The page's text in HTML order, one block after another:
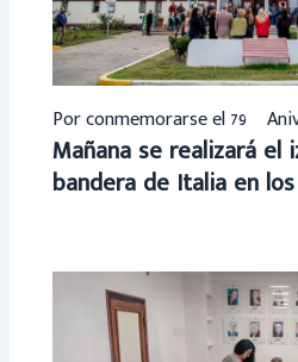
Por conmemorarse el 79º
Mañana se realizará el
bandera de Italia en